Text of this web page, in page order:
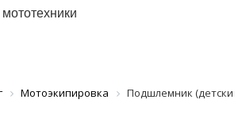
Мотоэкипировка Подшлемник (детский)